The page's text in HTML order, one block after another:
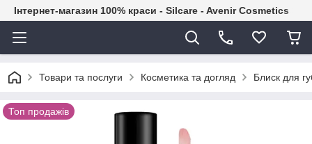
Інтернет-магазин 100% краси - Silcare - Avenir Cosmetics
Товари та послуги Косметика та догляд Блиск для
Топ продажів